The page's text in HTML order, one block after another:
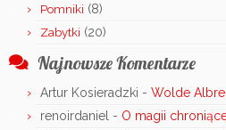
Pomniki (8)
Zabytki (20)
Najnowsze Komentarze
Artur Kosieradzki - Wolde
renoirdaniel - O magii